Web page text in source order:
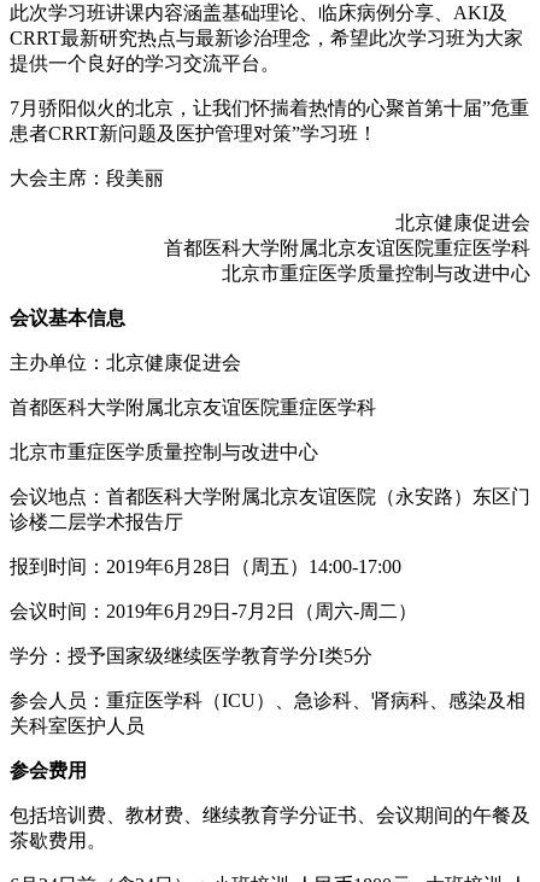
此次学习班讲课内容涵盖基础理论、临床病例分享、AKI及
CRRT最新研究热点与最新诊治理念，希望此次学习班为大家
提供一个良好的学习交流平台。
7月骄阳似火的北京，让我们怀揣着热情的心聚首第十届”危重
患者CRRT新问题及医护管理对策”学习班！
大会主席：段美丽
北京健康促进会
首都医科大学附属北京友谊医院重症医学科
北京市重症医学质量控制与改进中心
会议基本信息
主办单位：北京健康促进会
首都医科大学附属北京友谊医院重症医学科
北京市重症医学质量控制与改进中心
会议地点：首都医科大学附属北京友谊医院（永安路）东区门
诊楼二层学术报告厅
报到时间：2019年6月28日（周五）14:00-17:00
会议时间：2019年6月29日-7月2日（周六-周二）
学分：授予国家级继续医学教育学分I类5分
参会人员：重症医学科（ICU）、急诊科、肾病科、感染及相
关科室医护人员
参会费用
包括培训费、教材费、继续教育学分证书、会议期间的午餐及
茶歇费用。